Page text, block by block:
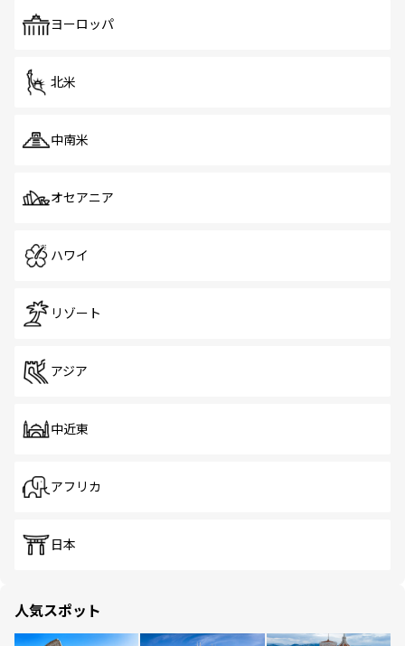
で、ホーカーズは地元の風情を楽しめる外せないスポット
ヨーロッパ
北米
中南米
オセアニア
ハワイ
リゾート
アジア
中近東
アフリカ
日本
人気スポット